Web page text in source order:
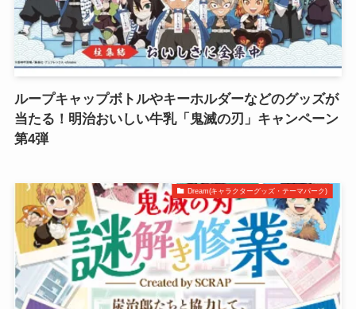
ループキャップボトルやキーホルダーなどのグッズが
当たる！明治おいしい牛乳「鬼滅の刃」キャンペーン
第4弾
Dream(キャラクターグッズ・テーマパーク)